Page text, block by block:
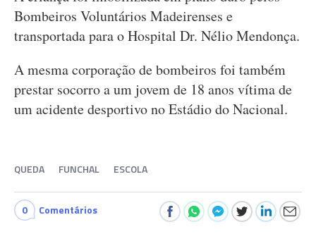
Bombeiros Voluntários Madeirenses e
transportada para o Hospital Dr. Nélio Mendonça.
A mesma corporação de bombeiros foi também
prestar socorro a um jovem de 18 anos vítima de
um acidente desportivo no Estádio do Nacional.
QUEDA FUNCHAL ESCOLA
0 Comentários